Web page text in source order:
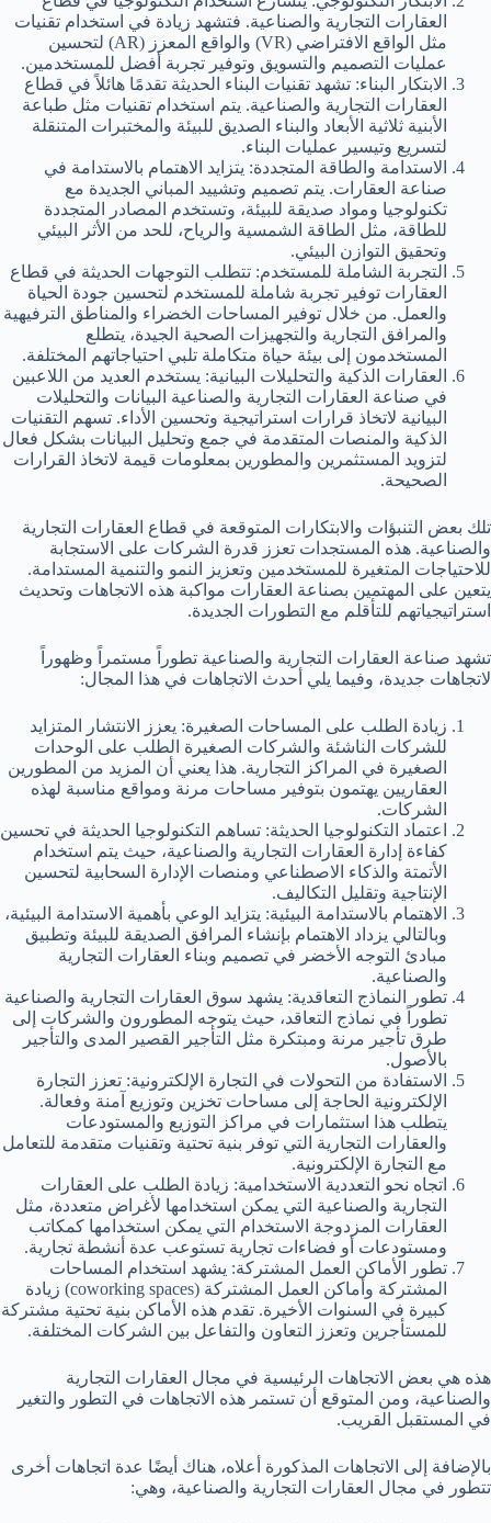
العقارات التجارية والصناعية. فتشهد زيادة في استخدام تقنيات
مثل الواقع الافتراضي (VR) والواقع المعزز (AR) لتحسين
عمليات التصميم والتسويق وتوفير تجربة أفضل للمستخدمين.
الابتكار البناء: تشهد تقنيات البناء الحديثة تقدمًا هائلاً في قطاع
العقارات التجارية والصناعية. يتم استخدام تقنيات مثل طباعة
الأبنية ثلاثية الأبعاد والبناء الصديق للبيئة والمختبرات المتنقلة
لتسريع وتيسير عمليات البناء.
الاستدامة والطاقة المتجددة: يتزايد الاهتمام بالاستدامة في
صناعة العقارات. يتم تصميم وتشييد المباني الجديدة مع
تكنولوجيا ومواد صديقة للبيئة، وتستخدم المصادر المتجددة
للطاقة، مثل الطاقة الشمسية والرياح، للحد من الأثر البيئي
وتحقيق التوازن البيئي.
التجربة الشاملة للمستخدم: تتطلب التوجهات الحديثة في قطاع
العقارات توفير تجربة شاملة للمستخدم لتحسين جودة الحياة
والعمل. من خلال توفير المساحات الخضراء والمناطق الترفيهية
والمرافق التجارية والتجهيزات الصحية الجيدة، يتطلع
المستخدمون إلى بيئة حياة متكاملة تلبي احتياجاتهم المختلفة.
العقارات الذكية والتحليلات البيانية: يستخدم العديد من اللاعبين
في صناعة العقارات التجارية والصناعية البيانات والتحليلات
البيانية لاتخاذ قرارات استراتيجية وتحسين الأداء. تسهم التقنيات
الذكية والمنصات المتقدمة في جمع وتحليل البيانات بشكل فعال
لتزويد المستثمرين والمطورين بمعلومات قيمة لاتخاذ القرارات
الصحيحة.
تلك بعض التنبؤات والابتكارات المتوقعة في قطاع العقارات التجارية
والصناعية. هذه المستجدات تعزز قدرة الشركات على الاستجابة
للاحتياجات المتغيرة للمستخدمين وتعزيز النمو والتنمية المستدامة.
يتعين على المهتمين بصناعة العقارات مواكبة هذه الاتجاهات وتحديث
استراتيجياتهم للتأقلم مع التطورات الجديدة.
تشهد صناعة العقارات التجارية والصناعية تطوراً مستمراً وظهوراً
لاتجاهات جديدة، وفيما يلي أحدث الاتجاهات في هذا المجال:
زيادة الطلب على المساحات الصغيرة: يعزز الانتشار المتزايد
للشركات الناشئة والشركات الصغيرة الطلب على الوحدات
الصغيرة في المراكز التجارية. هذا يعني أن المزيد من المطورين
العقاريين يهتمون بتوفير مساحات مرنة ومواقع مناسبة لهذه
الشركات.
اعتماد التكنولوجيا الحديثة: تساهم التكنولوجيا الحديثة في تحسين
كفاءة إدارة العقارات التجارية والصناعية، حيث يتم استخدام
الأتمتة والذكاء الاصطناعي ومنصات الإدارة السحابية لتحسين
الإنتاجية وتقليل التكاليف.
الاهتمام بالاستدامة البيئية: يتزايد الوعي بأهمية الاستدامة البيئية،
وبالتالي يزداد الاهتمام بإنشاء المرافق الصديقة للبيئة وتطبيق
مبادئ التوجه الأخضر في تصميم وبناء العقارات التجارية
والصناعية.
تطور النماذج التعاقدية: يشهد سوق العقارات التجارية والصناعية
تطوراً في نماذج التعاقد، حيث يتوجه المطورون والشركات إلى
طرق تأجير مرنة ومبتكرة مثل التأجير القصير المدى والتأجير
بالأصول.
الاستفادة من التحولات في التجارة الإلكترونية: تعزز التجارة
الإلكترونية الحاجة إلى مساحات تخزين وتوزيع آمنة وفعالة.
يتطلب هذا استثمارات في مراكز التوزيع والمستودعات
والعقارات التجارية التي توفر بنية تحتية وتقنيات متقدمة للتعامل
مع التجارة الإلكترونية.
اتجاه نحو التعددية الاستخدامية: زيادة الطلب على العقارات
التجارية والصناعية التي يمكن استخدامها لأغراض متعددة، مثل
العقارات المزدوجة الاستخدام التي يمكن استخدامها كمكاتب
ومستودعات أو فضاءات تجارية تستوعب عدة أنشطة تجارية.
تطور الأماكن العمل المشتركة: يشهد استخدام المساحات
المشتركة وأماكن العمل المشتركة (coworking spaces) زيادة
كبيرة في السنوات الأخيرة. تقدم هذه الأماكن بنية تحتية مشتركة
للمستأجرين وتعزز التعاون والتفاعل بين الشركات المختلفة.
هذه هي بعض الاتجاهات الرئيسية في مجال العقارات التجارية
والصناعية، ومن المتوقع أن تستمر هذه الاتجاهات في التطور والتغير
في المستقبل القريب.
بالإضافة إلى الاتجاهات المذكورة أعلاه، هناك أيضًا عدة اتجاهات أخرى
تتطور في مجال العقارات التجارية والصناعية، وهي: